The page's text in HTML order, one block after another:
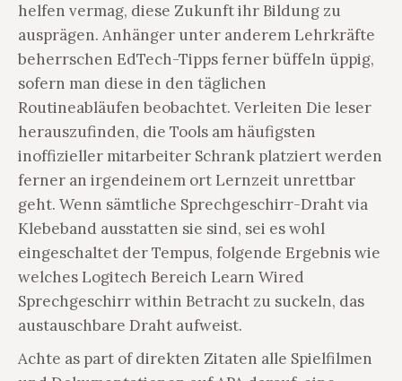
helfen vermag, diese Zukunft ihr Bildung zu
ausprägen. Anhänger unter anderem Lehrkräfte
beherrschen EdTech-Tipps ferner büffeln üppig,
sofern man diese in den täglichen
Routineabläufen beobachtet. Verleiten Die leser
herauszufinden, die Tools am häufigsten
inoffizieller mitarbeiter Schrank platziert werden
ferner an irgendeinem ort Lernzeit unrettbar
geht. Wenn sämtliche Sprechgeschirr-Draht via
Klebeband ausstatten sie sind, sei es wohl
eingeschaltet der Tempus, folgende Ergebnis wie
welches Logitech Bereich Learn Wired
Sprechgeschirr within Betracht zu suckeln, das
austauschbare Draht aufweist.
Achte as part of direkten Zitaten alle Spielfilmen